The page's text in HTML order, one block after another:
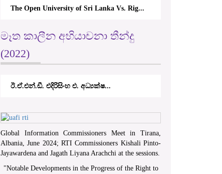
The Open University of Sri Lanka Vs. Rig...
මෑත කාලීන අභියාචනා තීන්දු
(2022)
ඊ.ඒ.එන්.ඩී. එදිරිසිංහ එ. අධ්‍යක්ෂ...
Global Information Commissioners Meet in Tirana,
Albania, June 2024; RTI Commissioners Kishali Pinto-
Jayawardena and Jagath Liyana Arachchi at the sessions.
"Notable Developments in the Progress of the Right to